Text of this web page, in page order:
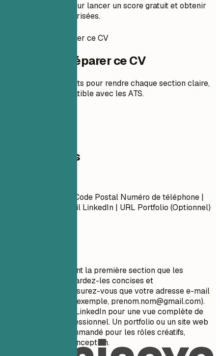
Ajoutez votre CV pour lancer un score gratuit et obtenir
des corrections priorisées.
Comment préparer ce CV
Comment préparer ce CV
Des conseils concrets pour rendre chaque section claire,
pertinente et compatible avec les ATS.
Coordonnées
Prénom Nom Ville, Code Postal Numéro de téléphone |
Adresse e-mail Profil LinkedIn | URL Portfolio (Optionnel)
Vos coordonnées sont la première section que les
recruteurs voient. Gardez-les concises et
professionnelles. Assurez-vous que votre adresse e-mail
est appropriée (par exemple, prenom.nom@gmail.com).
Incluez votre profil LinkedIn pour une vue complète de
votre parcours professionnel. Un portfolio ou un site web
personnel est recommandé pour les rôles créatifs,
techniques ou de conception.